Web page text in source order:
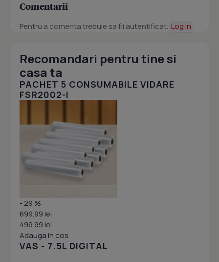
Comentarii
Pentru a comenta trebuie sa fii autentificat. Log in
Recomandari pentru tine si
casa ta
PACHET 5 CONSUMABILE VIDARE
FSR2002-I
- 29 %
699.99 lei
499.99 lei
Adauga in cos
VAS - 7.5L DIGITAL